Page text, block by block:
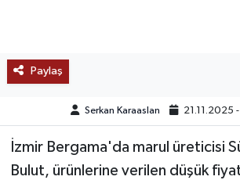
Paylaş
Serkan Karaaslan 21.11.2025
İzmir Bergama'da marul üreticisi
Bulut, ürünlerine verilen düşük
MEDYA
OTOMOTİV
TEKNOLOJİ